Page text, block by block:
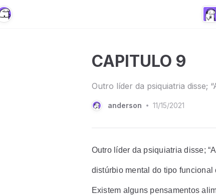
CAPITULO 9
Outro líder da psiquiatria disse;
anderson • 11/15/2021
Outro líder da psiquiatria disse;
distúrbio mental do tipo funcional
Existem alguns pensamentos